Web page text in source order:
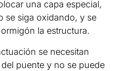
una capa especial,
se siga oxidando, y se
la estructura.
se necesitan
puente y no se puede